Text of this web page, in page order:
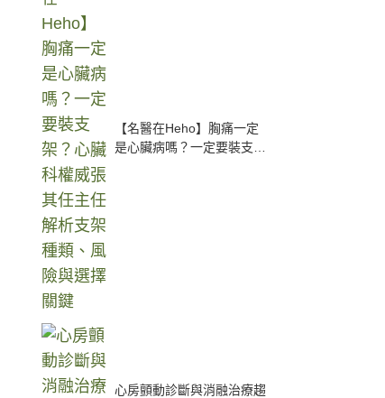
【名醫在Heho】胸痛一定
是心臟病嗎？一定要裝支
心房顫動診斷與消融治療趨